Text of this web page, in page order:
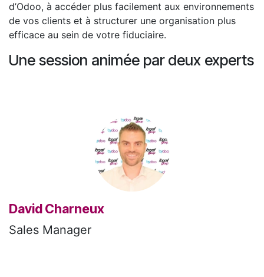
d’Odoo, à accéder plus facilement aux environnements
de vos clients et à structurer une organisation plus
efficace au sein de votre fiduciaire.
Une session animée par deux experts
David Charneux
Sales Manager